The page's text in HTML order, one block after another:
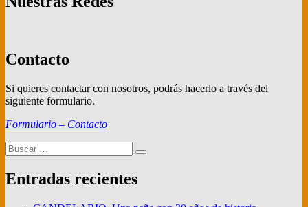
Contacto
Si quieres contactar con nosotros, podrás hacerlo a través del
siguiente formulario.
Formulario – Contacto
Buscar
por:
Buscar
Entradas recientes